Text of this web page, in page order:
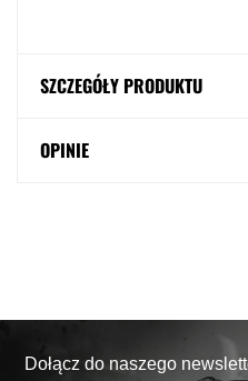
SZCZEGÓŁY PRODUKTU
OPINIE
Dołącz do naszego